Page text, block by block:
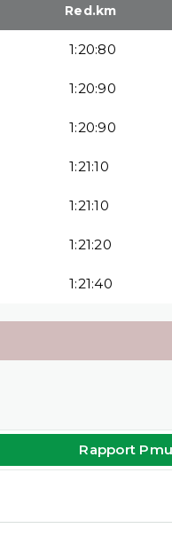
Red.km
1:20:80
1:20:90
1:20:90
1:21:10
1:21:10
1:21:20
1:21:40
Rapport